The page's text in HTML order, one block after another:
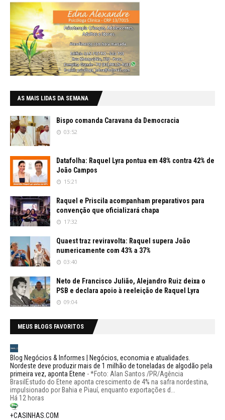
AS MAIS LIDAS DA SEMANA
Bispo comanda Caravana da Democracia
03:52
Datafolha: Raquel Lyra pontua em 48% contra 42% de
João Campos
15:21
Raquel e Priscila acompanham preparativos para
convenção que oficializará chapa
17:32
Quaest traz reviravolta: Raquel supera João
numericamente com 43% a 37%
03:40
Neto de Francisco Julião, Alejandro Ruiz deixa o
PSB e declara apoio à reeleição de Raquel Lyra
09:04
MEUS BLOGS FAVORITOS
Blog Negócios & Informes | Negócios, economia e atualidades.
Nordeste deve produzir mais de 1 milhão de toneladas de algodão pela
primeira vez, aponta Etene -*Foto: Alan Santos /PR/Agência
BrasilEstudo do Etene aponta crescimento de 4% na safra nordestina,
impulsionado por Bahia e Piauí, enquanto exportações d...
Há 12 horas
+CASINHAS.COM